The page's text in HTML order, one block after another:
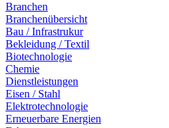
Branchen
Branchenübersicht
Bau / Infrastrukur
Bekleidung / Textil
Biotechnologie
Chemie
Dienstleistungen
Eisen / Stahl
Elektrotechnologie
Erneuerbare Energien